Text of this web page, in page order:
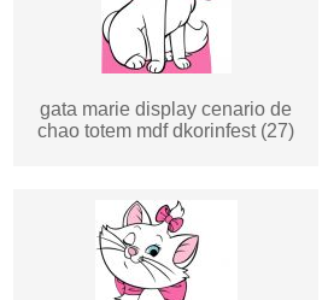
gata marie display cenario de
chao totem mdf dkorinfest (27)